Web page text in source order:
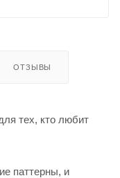
ОТЗЫВЫ
тех, кто любит
паттерны, и